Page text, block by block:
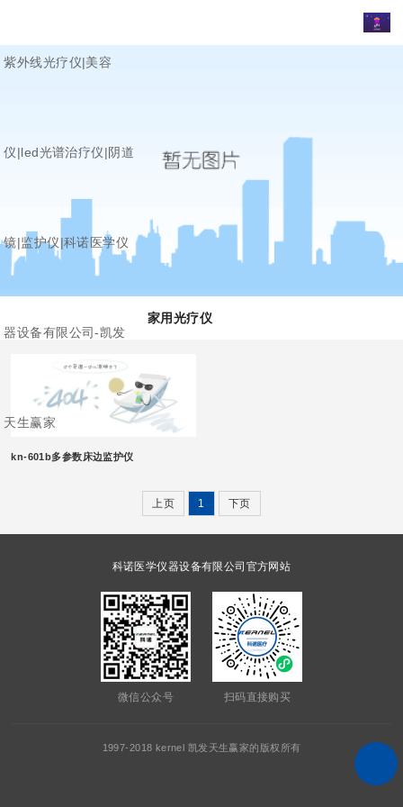
紫外线光疗仪|美容
仪|led光谱治疗仪|阴道
镜|监护仪|科诺医学仪
器设备有限公司-凯发
天生赢家
家用光疗仪
kn-601b多参数床边监护仪
上页 1 下页
科诺医学仪器设备有限公司官方网站
微信公众号 扫码直接购买
1997-2018 kernel 凯发天生赢家的版权所有